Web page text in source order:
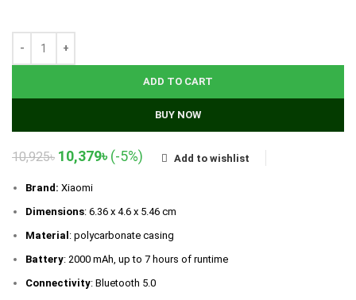
ADD TO CART
BUY NOW
10,925৳ Original
was:
10,925৳.
10,379৳Current
10,379৳.
(-5%) Add to wishlist
Brand: Xiaomi
Dimensions: 6.36 x 4.6 x 5.46 cm
Material : polycarbonate casing
Battery: 2000 mAh, up to 7 hours of runtime
Connectivity: Bluetooth 5.0